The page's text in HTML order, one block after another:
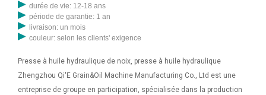
durée de vie: 12-18 ans
période de garantie: 1 an
livraison: un mois
couleur: selon les clients' exigence
Presse à huile hydraulique de noix, presse à huile hydraulique
Zhengzhou Qi'E Grain&Oil Machine Manufacturing Co., Ltd est une
entreprise de groupe en participation, spécialisée dans la production